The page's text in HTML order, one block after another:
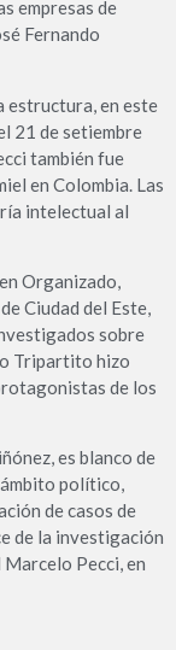
empresas de
Fernando
estructura, en este
21 de setiembre
también fue
en Colombia. Las
intelectual al
Organizado,
Ciudad del Este,
sobre
Tripartito hizo
de los
es blanco de
político,
de casos de
de la investigación
Pecci, en